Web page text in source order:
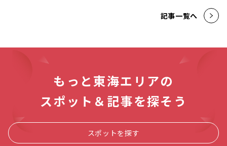
記事一覧へ
もっと東海エリアの
スポット＆記事を探そう
スポットを探す